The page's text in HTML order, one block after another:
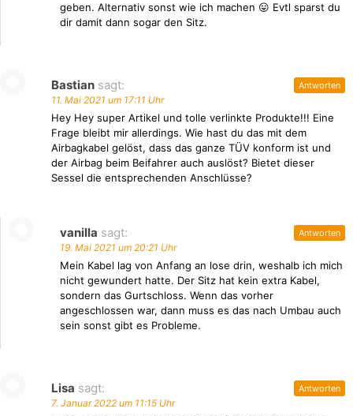
geben. Alternativ sonst wie ich machen 😛 Evtl sparst du
dir damit dann sogar den Sitz.
Bastian sagt:
11. Mai 2021 um 17:11 Uhr
Hey Hey super Artikel und tolle verlinkte Produkte!!! Eine
Frage bleibt mir allerdings. Wie hast du das mit dem
Airbagkabel gelöst, dass das ganze TÜV konform ist und
der Airbag beim Beifahrer auch auslöst? Bietet dieser
Sessel die entsprechenden Anschlüsse?
Antworten
vanilla sagt:
19. Mai 2021 um 20:21 Uhr
Mein Kabel lag von Anfang an lose drin, weshalb ich mich
nicht gewundert hatte. Der Sitz hat kein extra Kabel,
sondern das Gurtschloss. Wenn das vorher
angeschlossen war, dann muss es das nach Umbau auch
sein sonst gibt es Probleme.
Antworten
Lisa sagt:
7. Januar 2022 um 11:15 Uhr
Antworten